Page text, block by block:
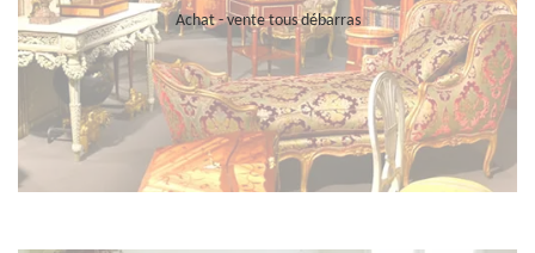
Achat - vente tous débarras